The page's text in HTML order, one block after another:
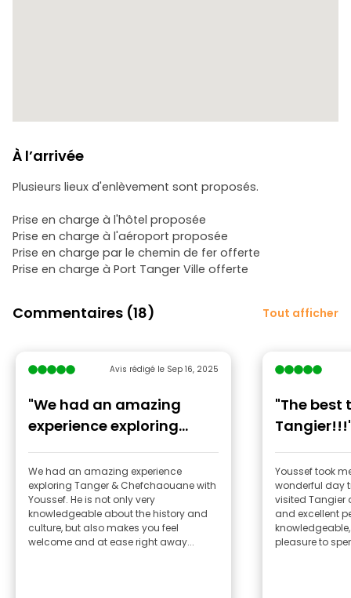
À l’arrivée
Plusieurs lieux d'enlèvement sont proposés.
Prise en charge à l'hôtel proposée
Prise en charge à l'aéroport proposée
Prise en charge par le chemin de fer offerte
Prise en charge à Port Tanger Ville offerte
Commentaires (18) Tout afficher
Avis rédigé le Sep 16, 2025
"We had an amazing
experience exploring
Tanger & Chefchaouane
with Youssef."
We had an amazing experience
exploring Tanger & Chefchaouane with
Youssef. He is not only very
knowledgeable about the history and
culture, but also makes you feel
welcome and at ease right away...
"The best
Youssef took
wonderful day
visited Tangier
and excellent
pleasure to